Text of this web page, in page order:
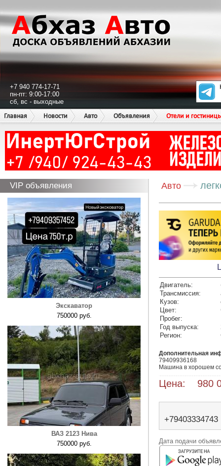
+7 940 774-17-71
пн-пт: 9:00-17:00
сб, вс - выходные
Главная
Новости Авто Объявления Отели и
VIP объявления
Экскаватор
750000 руб.
ВАЗ 2123 Нива
750000 руб.
Авто
Двигатель:
Трансмиссия:
Кузов:
Цвет:
Пробег:
Год выпуска:
Регион:
Дополнительная
79409936168
Машина в хорошем
Цена: 980
+79403334743
Дата подачи